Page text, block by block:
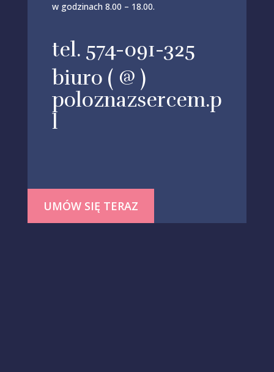
w godzinach 8.00 – 18.00.
tel. 574-091-325
biuro ( @ )
poloznazsercem.p
l
UMÓW SIĘ TERAZ